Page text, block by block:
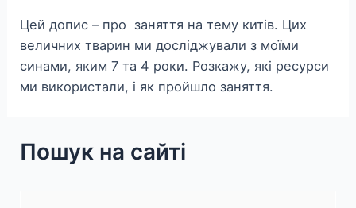
Цей допис – про заняття на тему китів. Цих
величних тварин ми досліджували з моїми
синами, яким 7 та 4 роки. Розкажу, які ресурси
ми використали, і як пройшло заняття.
Пошук на сайті